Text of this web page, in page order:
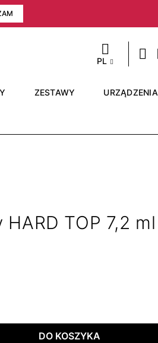
PL
ZESTAWY URZĄDZENIA
TOP 7,2 ml
DO KOSZYKA